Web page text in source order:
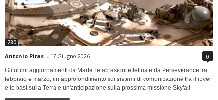
280
Antonio Piras - 17 Giugno 2026 0
Gli ultimi aggiornamenti da Marte: le abrasioni effettuate da Perseverance tra
febbraio e marzo, un approfondimento sui sistemi di comunicazione tra il rover
e le basi sulla Terra e un'anticipazione sulla prossima missione Skyfall